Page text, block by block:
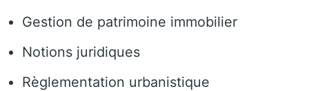
Gestion de patrimoine immobilier
Notions juridiques
Règlementation urbanistique